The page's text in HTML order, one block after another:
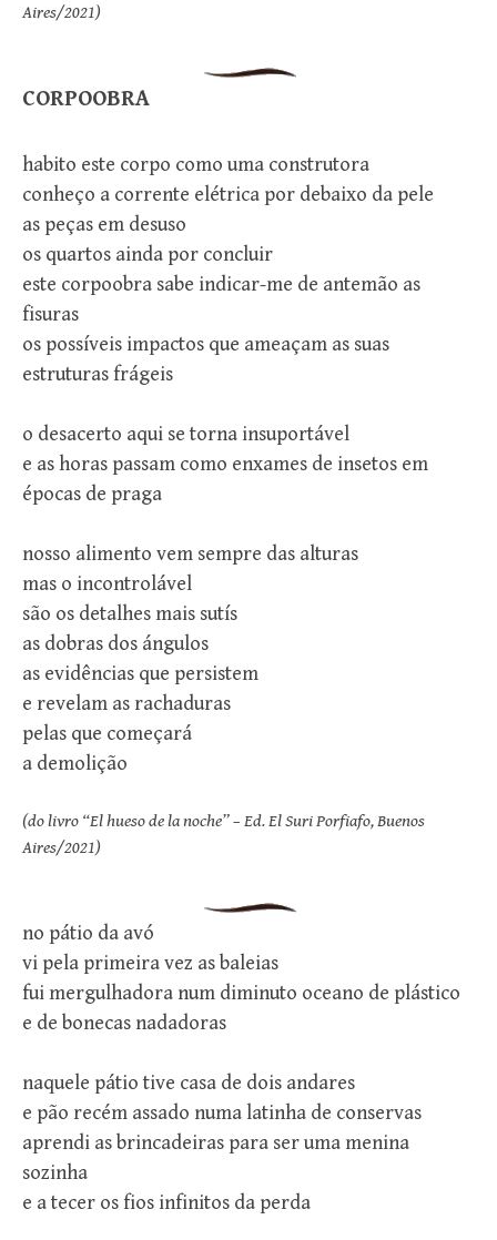
Aires/2021)
CORPOOBRA
habito este corpo como uma construtora
conheço a corrente elétrica por debaixo da pele
as peças em desuso
os quartos ainda por concluir
este corpoobra sabe indicar-me de antemão as
fisuras
os possíveis impactos que ameaçam as suas
estruturas frágeis
o desacerto aqui se torna insuportável
e as horas passam como enxames de insetos em
épocas de praga
nosso alimento vem sempre das alturas
mas o incontrolável
são os detalhes mais sutís
as dobras dos ángulos
as evidências que persistem
e revelam as rachaduras
pelas que começará
a demolição
(do livro “El hueso de la noche” – Ed. El Suri Porfiafo, Buenos
Aires/2021)
no pátio da avó
vi pela primeira vez as baleias
fui mergulhadora num diminuto oceano de plástico
e de bonecas nadadoras
naquele pátio tive casa de dois andares
e pão recém assado numa latinha de conservas
aprendi as brincadeiras para ser uma menina
sozinha
e a tecer os fios infinitos da perda